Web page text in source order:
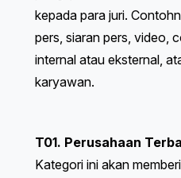
kepada para juri.
pers, siaran pers, video,
internal atau eksternal,
karyawan.
T01. Perusahaan
Kategori ini akan